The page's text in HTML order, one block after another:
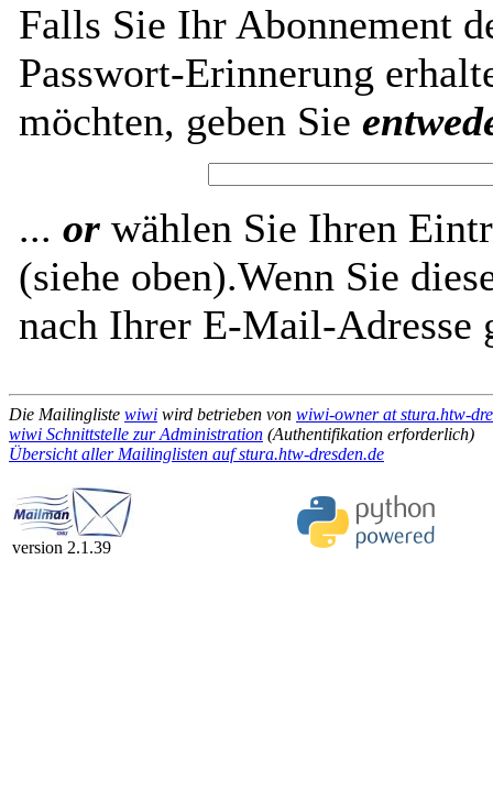
Falls Sie Ihr Abonnement
Passwort-Erinnerung
möchten, geben Sie
... or wählen Sie Ihren
(siehe oben).Wenn Sie
nach Ihrer E-Mail-Adresse
Die Mailingliste wiwi wird betrieben von wiwi-owner at stura.htw-
wiwi Schnittstelle zur Administration (Authentifikation erforderlich)
Übersicht aller Mailinglisten auf stura.htw-dresden.de
version 2.1.39